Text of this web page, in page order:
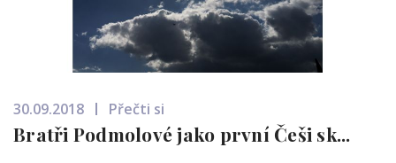
30.09.2018 Přečti si
Bratři Podmolové jako první Češi sk...